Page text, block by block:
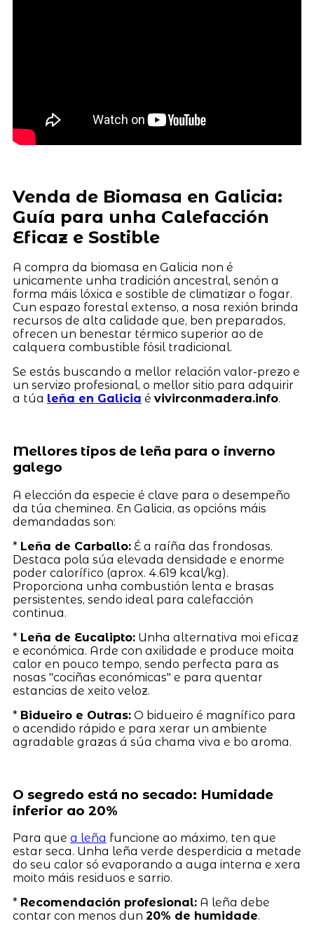
Venda de Biomasa en Galicia:
Guía para unha Calefacción
Eficaz e Sostible
A compra da biomasa en Galicia non é
unicamente unha tradición ancestral, senón a
forma máis lóxica e sostible de climatizar o fogar.
Cun espazo forestal extenso, a nosa rexión brinda
recursos de alta calidade que, ben preparados,
ofrecen un benestar térmico superior ao de
calquera combustible fósil tradicional.
Se estás buscando a mellor relación valor-prezo e
un servizo profesional, o mellor sitio para adquirir
a túa leña en Galicia é vivirconmadera.info.
Mellores tipos de leña para o inverno
galego
A elección da especie é clave para o desempeño
da túa cheminea. En Galicia, as opcións máis
demandadas son:
* Leña de Carballo:É a raíña das frondosas.
Destaca pola súa elevada densidade e enorme
poder calorífico (aprox. 4.619 kcal/kg).
Proporciona unha combustión lenta e brasas
persistentes, sendo ideal para calefacción
continua.
* Leña de Eucalipto:Unha alternativa moi eficaz
e económica. Arde con axilidade e produce moita
calor en pouco tempo, sendo perfecta para as
nosas "cociñas económicas" e para quentar
estancias de xeito veloz.
* Bidueiro e Outras:O bidueiro é magnífico para
o acendido rápido e para xerar un ambiente
agradable grazas á súa chama viva e bo aroma.
O segredo está no secado: Humidade
inferior ao 20%
Para que a leña funcione ao máximo, ten que
estar seca. Unha leña verde desperdicia a metade
do seu calor só evaporando a auga interna e xera
moito máis residuos e sarrio.
* Recomendación profesional:A leña debe
contar con menos dun 20% de humidade.